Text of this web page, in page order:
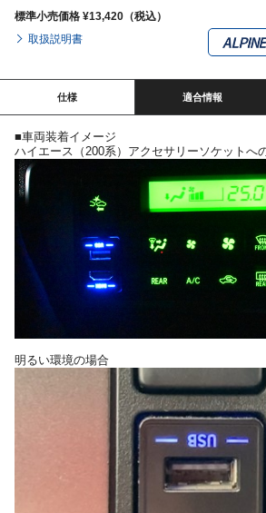
標準小売価格 ¥13,420（税込）
取扱説明書
仕様 適合情報
■車両装着イメージ
ハイエース（200系）アクセサリーソケットへ
明るい環境の場合